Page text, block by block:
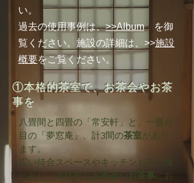
い。
​過去の使用事例は、>>Albumを御
覧ください。施設の詳細は、>>施設
概要をご覧ください。
①本格的茶室で、お茶会やお茶
事を
八畳間と四畳の「常安軒」と、一畳台
目の「夢窓庵」、計3間の茶室があり
ます。
広い待合スペースやキッチンも同じ棟
にあり、本格的な
お茶会やお茶事 にお